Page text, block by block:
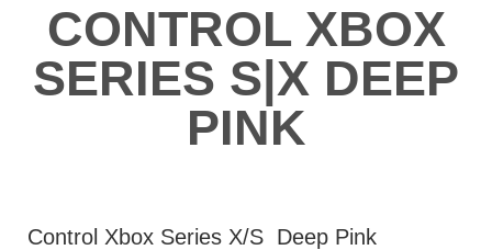
CONTROL XBOX
SERIES S|X DEEP
PINK
Control Xbox Series X/S Deep Pink